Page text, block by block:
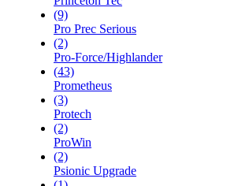
(9)
Pro Prec Serious
(2)
Pro-Force/Highlander
(43)
Prometheus
(3)
Protech
(2)
ProWin
(2)
Psionic Upgrade